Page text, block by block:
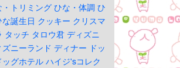
・トリミング ひな・体調 ひ
な誕生日 クッキー クリスマ
タッチ タロウ君 ディズニ
ニーランド ディナー ドッ
ッグホテル ハイジ'sコレク